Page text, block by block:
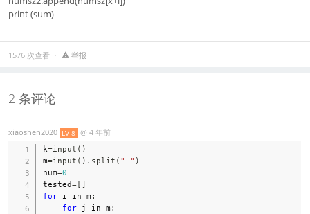
print (sum)
1576 次查看 举报
2 条评论
xiaoshen2020 LV 8 @ 4 年前
k=input ( )
m=input ( ) . split ( " " )
num=0
tested=[ ]
for i in m :
for j in m :